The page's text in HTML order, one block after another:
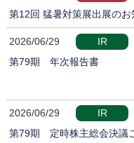
第12回 猛暑対策展出展の
2026/06/29
IR
第79期 年次報告書
2026/06/29
IR
第79期 定時株主総会決議